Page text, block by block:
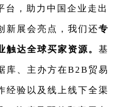
台，助力中国企业走出
新展会亮点，我们还专
触达全球买家资源。 基
库、主办方在B2B贸易
经验以及线上线下全渠